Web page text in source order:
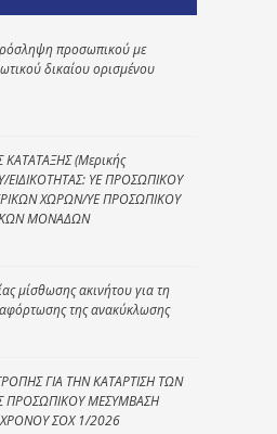
προσωπικού με
δικαίου ορισμένου
(Μερικής
ΕΙΔΙΚΟΤΗΤΑΣ: ΥΕ ΠΡΟΣΩΠΙΚΟΥ
ΧΩΡΩΝ/ΥΕ ΠΡΟΣΩΠΙΚΟΥ
ΜΟΝΑΔΩΝ
μίσθωσης ακινήτου για τη
της ανακύκλωσης
ΓΙΑ ΤΗΝ ΚΑΤΑΡΤΙΣΗ ΤΩΝ
ΜΕΣΥΜΒΑΣΗ
ΣΟΧ 1/2026